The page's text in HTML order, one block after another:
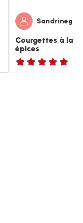
Sandrineg
Courgettes à la
épices
ratings.NaN